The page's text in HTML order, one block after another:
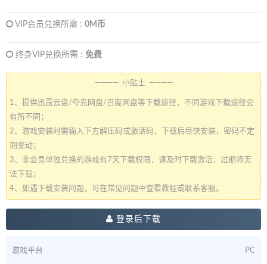
VIP会员兑换所需 : 0M币
终身VIP兑换所需 : 免费
———— 小贴士 ————
1、提供迅雷云盘/夸克网盘/百度网盘等下载途径，不同游戏下载途径会
有所不同；
2、游戏安装时需输入下方解压码或激活码，下载后尽快安装，密码不定
期变动；
3、非会员单独兑换的游戏有7天下载权限，请及时下载激活，过期将无
法下载；
4、如遇下载安装问题，可在常见问题中查看教程或联系客服。
登录后下载
游戏平台 PC